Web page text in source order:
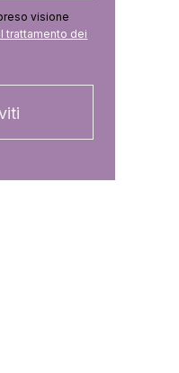
visione
trattamento dei